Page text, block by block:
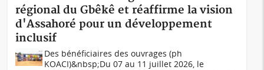
régional du Gbêkê et réaffirme la vision
d'Assahoré pour un développement
inclusif
Des bénéficiaires des ouvrages (ph
KOACI)&nbsp;Du 07 au 11 juillet 2026, le